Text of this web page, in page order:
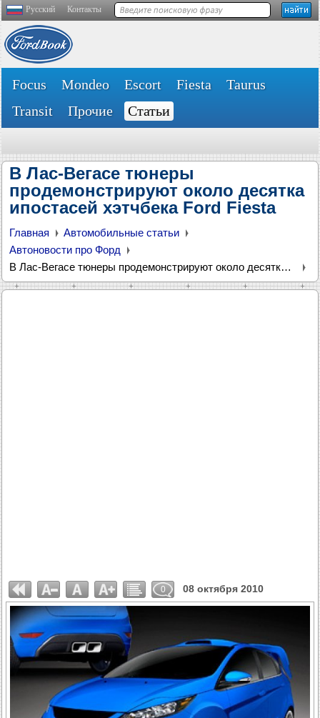
Русский Контакты
Focus Mondeo Escort Fiesta
Taurus
Transit
Прочие Статьи
В Лас-Вегасе тюнеры
продемонстрируют около десятка
ипостасей хэтчбека Ford Fiesta
Главная
Автомобильные статьи
Автоновости про Форд
В Лас-Вегасе тюнеры продемонстрируют около десятка ипостасей хэтчбека Ford Fiesta
0 08 октября 2010